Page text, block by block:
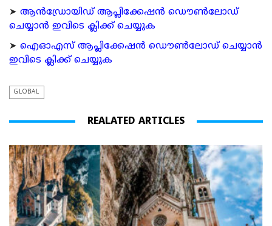
➤ ആന്‍ഡ്രോയിഡ് ആപ്ലിക്കേഷന്‍ ഡൌണ്‍ലോഡ്
ചെയ്യാന്‍ ഇവിടെ ക്ലിക്ക് ചെയ്യുക
➤ ഐഓഎസ് ആപ്ലിക്കേഷന്‍ ഡൌണ്‍ലോഡ് ചെയ്യാന്‍
ഇവിടെ ക്ലിക്ക് ചെയ്യുക
GLOBAL
REALATED ARTICLES